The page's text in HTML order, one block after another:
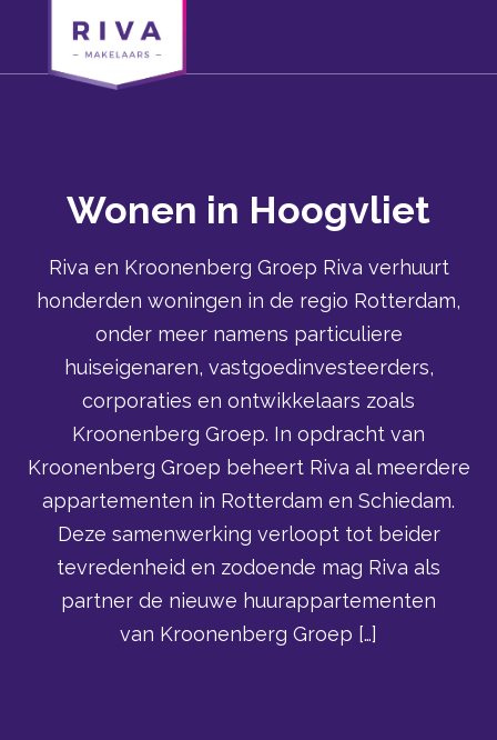
Wonen in Hoogvliet
Riva en Kroonenberg Groep Riva verhuurt
honderden woningen in de regio Rotterdam,
onder meer namens particuliere
huiseigenaren, vastgoedinvesteerders,
corporaties en ontwikkelaars zoals
Kroonenberg Groep. In opdracht van
Kroonenberg Groep beheert Riva al meerdere
appartementen in Rotterdam en Schiedam.
Deze samenwerking verloopt tot beider
tevredenheid en zodoende mag Riva als
partner de nieuwe huurappartementen
van Kroonenberg Groep […]